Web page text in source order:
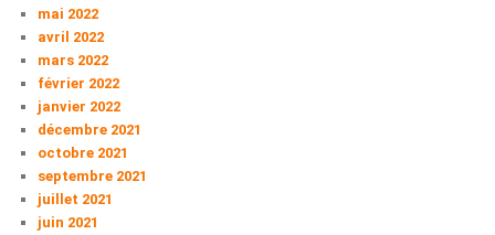
mai 2022
avril 2022
mars 2022
février 2022
janvier 2022
décembre 2021
octobre 2021
septembre 2021
juillet 2021
juin 2021